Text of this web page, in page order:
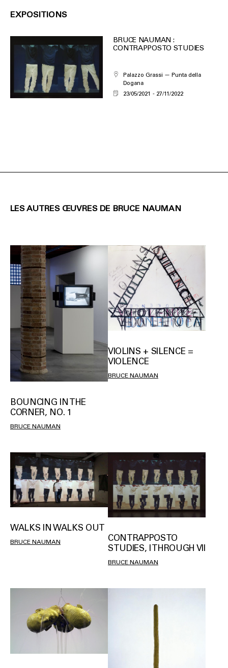
EXPOSITIONS
BRUCE NAUMAN :
CONTRAPPOSTO STUDIES
Palazzo Grassi — Punta della
Dogana
23/05/2021
27/11/2022
LES AUTRES ŒUVRES DE BRUCE NAUMAN
BOUNCING IN THE
CORNER, NO. 1
BRUCE NAUMAN
VIOLINS + SILENCE =
VIOLENCE
BRUCE NAUMAN
WALKS IN WALKS OUT
BRUCE NAUMAN
CONTRAPPOSTO
STUDIES, I THROUGH VII
BRUCE NAUMAN